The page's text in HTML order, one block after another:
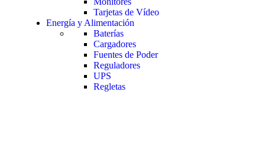
Tarjetas de Vídeo
Energía y Alimentación
Baterías
Cargadores
Fuentes de Poder
Reguladores
UPS
Regletas